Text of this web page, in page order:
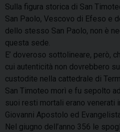
Sulla figura storica di San
San Paolo, Vescovo di Efeso e
dello stesso San Paolo, non è
questa sede.
E’ doveroso sottolineare, però,
cui autenticità non dovrebbero
custodite nella cattedrale di
San Timoteo morì e fu sepolto
suoi resti mortali erano venerati
Giovanni Apostolo ed
Nel giugno dell’anno 356 le